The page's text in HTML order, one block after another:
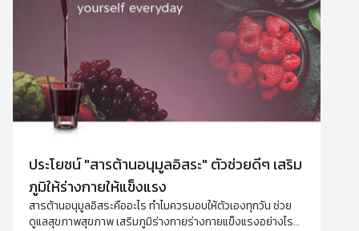
ประโยชน์ "สารต้านอนุมูลอิสระ" ตัวช่วยดีๆ เสริม
ภูมิให้ร่างกายให้แข็งแรง
สารต้านอนุมูลอิสระคืออะไร ทำไมควรมอบให้ตัวเองทุกวัน ช่วย
ดูแลสุขภาพสุขภาพ เสริมภูมิร่างกายร่างกายแข็งแรงอย่างไร